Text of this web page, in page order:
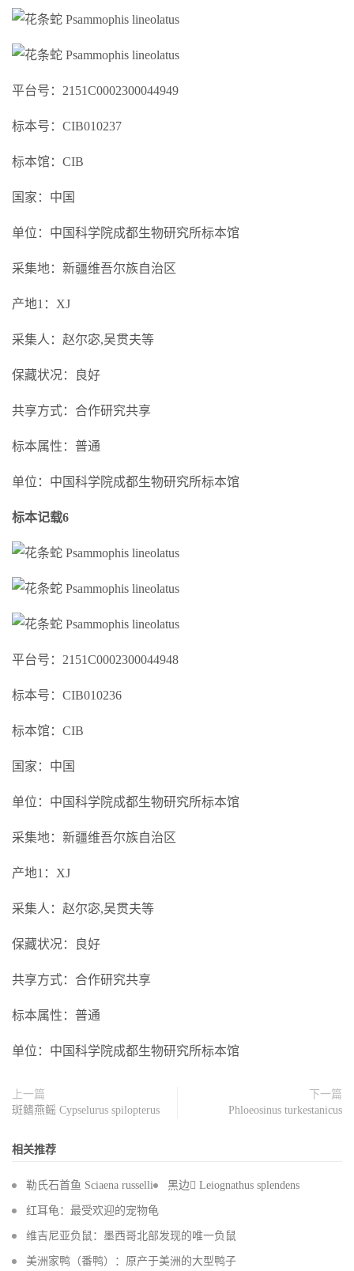
平台号：2151C0002300044949
标本号：CIB010237
标本馆：CIB
国家：中国
单位：中国科学院成都生物研究所标本馆
采集地：新疆维吾尔族自治区
产地1：XJ
采集人：赵尔宓,吴贯夫等
保藏状况：良好
共享方式：合作研究共享
标本属性：普通
单位：中国科学院成都生物研究所标本馆
标本记载6
平台号：2151C0002300044948
标本号：CIB010236
标本馆：CIB
国家：中国
单位：中国科学院成都生物研究所标本馆
采集地：新疆维吾尔族自治区
产地1：XJ
采集人：赵尔宓,吴贯夫等
保藏状况：良好
共享方式：合作研究共享
标本属性：普通
单位：中国科学院成都生物研究所标本馆
上一篇
斑鳍燕鳐 Cypselurus spilopterus
下一篇
Phloeosinus turkestanicus
相关推荐
勒氏石首鱼 Sciaena russelli 黑边 Leiognathus splendens
红耳龟：最受欢迎的宠物龟
维吉尼亚负鼠：墨西哥北部发现的唯一负鼠
美洲家鸭（番鸭）：原产于美洲的大型鸭子